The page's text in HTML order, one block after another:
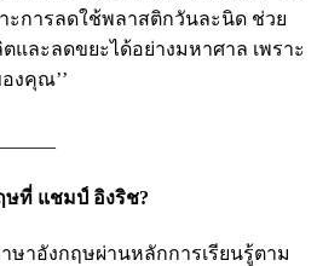
าะการลดใช้พลาสติกวันละนิด ช่วย
และลดขยะได้อย่างมหาศาล เพราะ
งคุณ’’
ษที่ แชมป์ อิงริช?
ษาอังกฤษผ่านหลักการเรียนรู้ตาม